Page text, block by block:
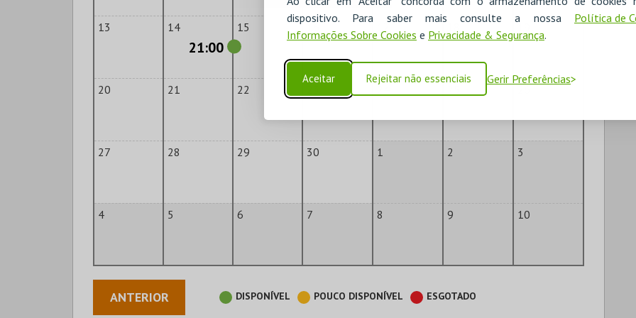
dispositivo. Para saber mais consulte a nossa Política de
Informações Sobre Cookies e Privacidade & Segurança.
Aceitar Rejeitar não essenciais Gerir Preferências
13 14
21:00
15
20 21 22
27 28 29 30 1 2 3
4 5 6 7 8 9 10
ANTERIOR DISPONÍVEL POUCO DISPONÍVEL ESGOTADO